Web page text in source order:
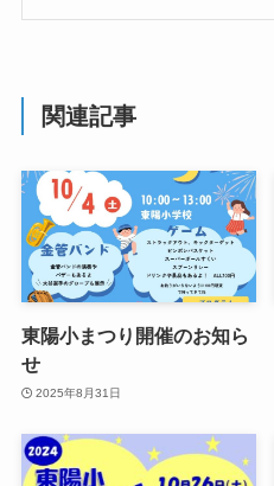
関連記事
東陽小まつり開催のお知ら
せ
2025年8月31日